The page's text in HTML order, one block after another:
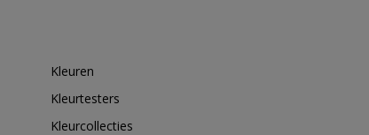
Kleuren
Kleurtesters
Kleurcollecties